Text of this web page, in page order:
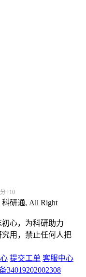
÷10
科研通, All Right
心，为科研助力
用，禁止任何人把
提交工单 客服中心
34019202002308